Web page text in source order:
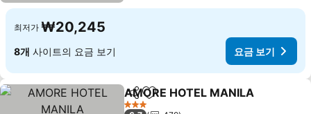
최저가 ₩20,245
8개 사이트의 요금 보기 요금 보기
공유 즐겨찾기에 추가
AMORE HOTEL MANILA
3 성급